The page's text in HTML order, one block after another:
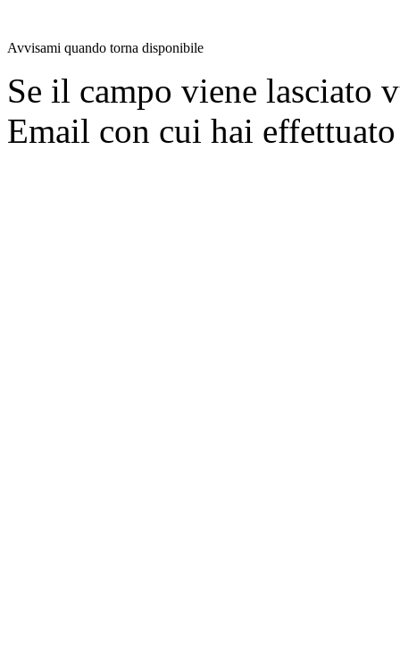
Avvisami quando torna disponibile
Se il campo viene lasciato
Email con cui hai